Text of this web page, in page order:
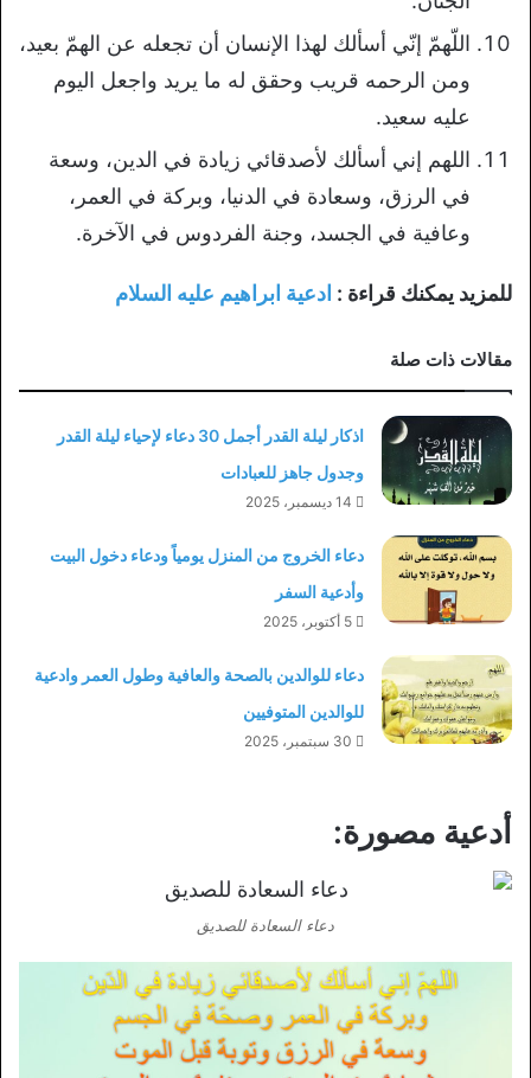
اللّهمّ إنّي أسألك لهذا الإنسان أن تجعله عن الهمّ بعيد،
ومن الرحمه قريب وحقق له ما يريد واجعل اليوم
عليه سعيد.
اللهم إني أسألك لأصدقائي زيادة في الدين، وسعة
في الرزق، وسعادة في الدنيا، وبركة في العمر،
وعافية في الجسد، وجنة الفردوس في الآخرة.
للمزيد يمكنك قراءة : ادعية ابراهيم عليه السلام
مقالات ذات صلة
اذكار ليلة القدر أجمل 30 دعاء لإحياء ليلة القدر
وجدول جاهز للعبادات
14 ديسمبر، 2025
دعاء الخروج من المنزل يومياً ودعاء دخول البيت
وأدعية السفر
5 أكتوبر، 2025
دعاء للوالدين بالصحة والعافية وطول العمر وادعية
للوالدين المتوفيين
30 سبتمبر، 2025
أدعية مصورة:
دعاء السعادة للصديق